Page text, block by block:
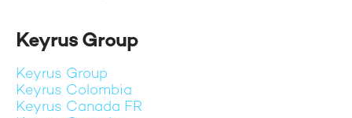
Keyrus Group
Keyrus Group
Keyrus Colombia
Keyrus Canada FR